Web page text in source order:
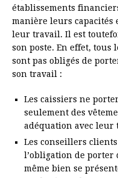
établissements
manière leurs capacités
leur travail. Il est
son poste. En effet, tous
sont pas obligés de
son travail :
Les caissiers ne
seulement des
adéquation avec leur
Les conseillers
l’obligation de porter
même bien se